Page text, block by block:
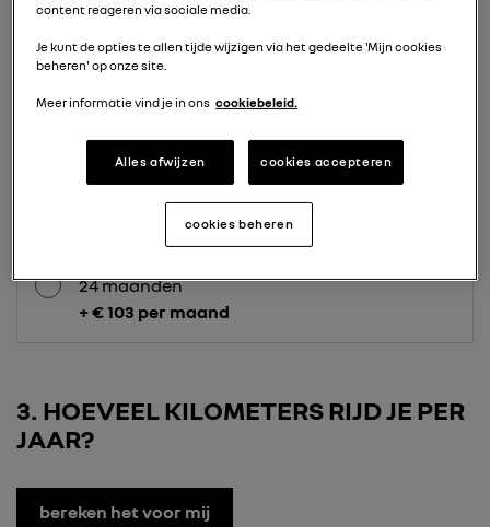
48 maanden
36 maanden
24 maanden
+ € 103 per maand
3 HOEVEEL KILOMETERS RIJD JE PER
JAAR?
bereken het voor mij
content reageren via sociale media.
Je kunt de opties te allen tijde wijzigen via het gedeelte 'Mijn cookies
beheren' op onze site.
Meer informatie vind je in ons cookiebeleid.
Alles afwijzen cookies accepteren
cookies beheren